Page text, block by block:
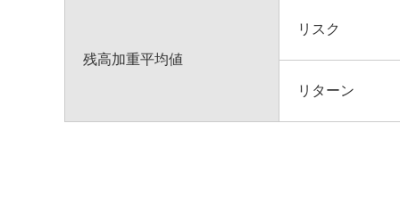
残高加重平均値
リスク
リターン